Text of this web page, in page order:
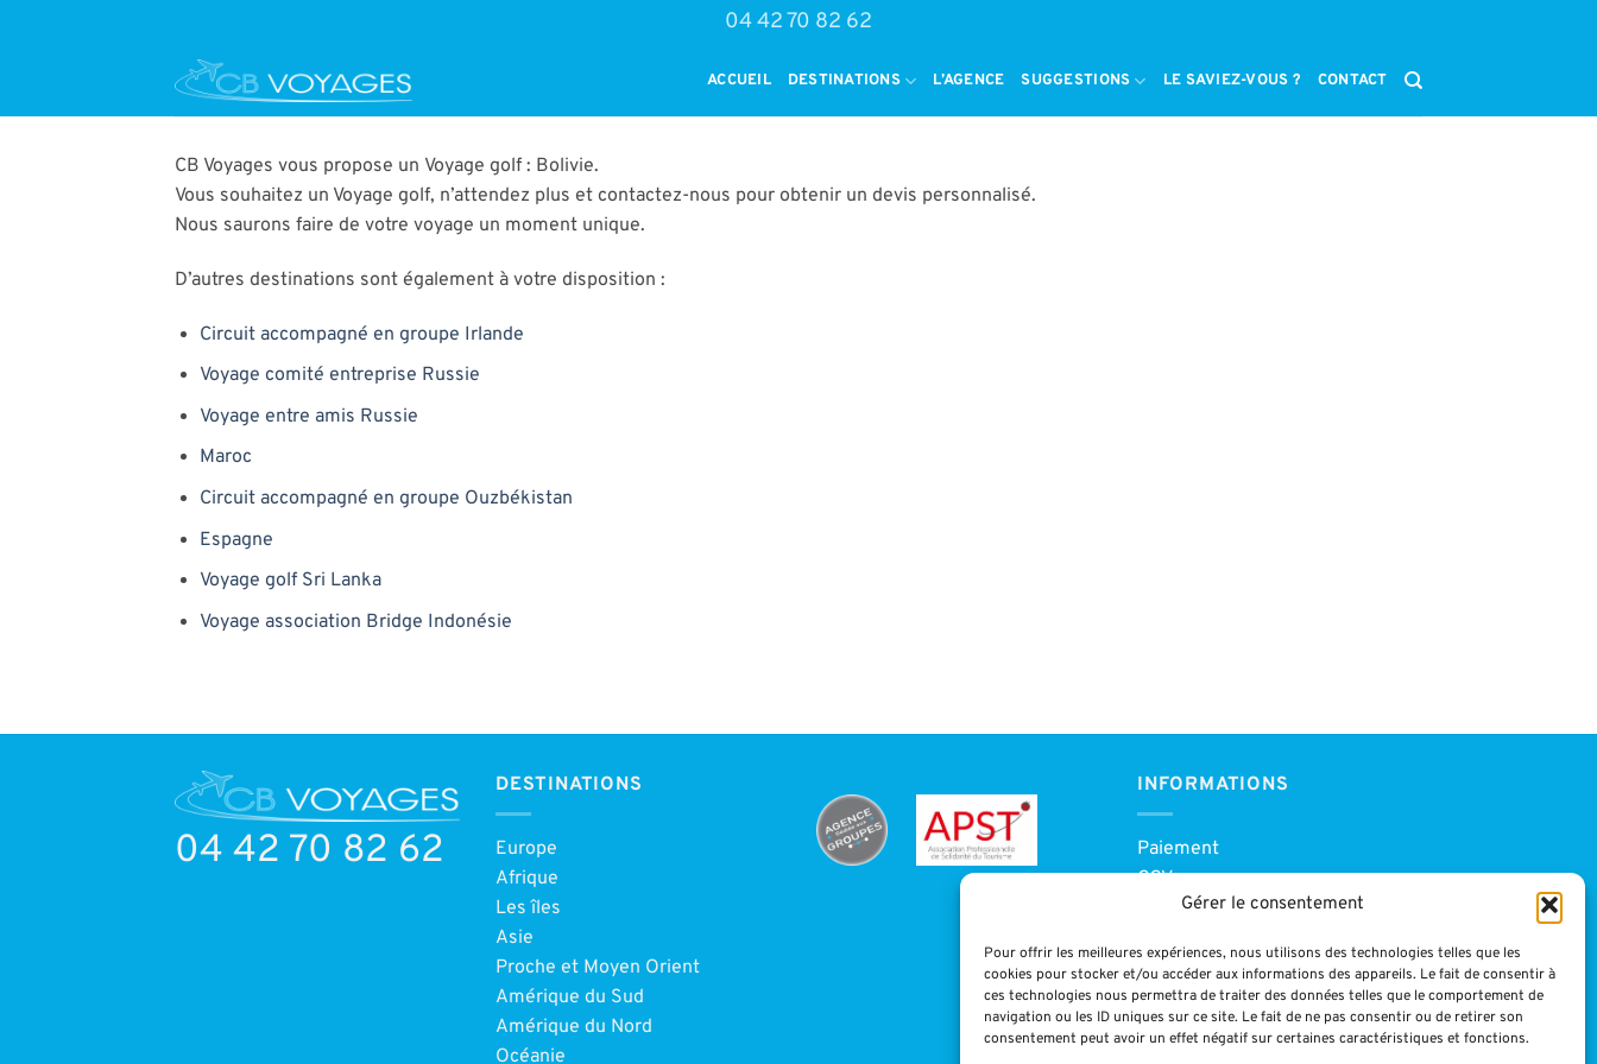
Gérer le consentement
Pour offrir les meilleures expériences, nous utilisons des technologies telles que les
cookies pour stocker et/ou accéder aux informations des appareils. Le fait de consentir à
ces technologies nous permettra de traiter des données telles que le comportement de
navigation ou les ID uniques sur ce site. Le fait de ne pas consentir ou de retirer son
consentement peut avoir un effet négatif sur certaines caractéristiques et fonctions.
04 42 70 82 62
ACCUEIL DESTINATIONS L’AGENCE SUGGESTIONS LE SAVIEZ-VOUS ? CONTACT
CB Voyages vous propose un Voyage golf : Bolivie.
Vous souhaitez un Voyage golf, n’attendez plus et contactez-nous pour obtenir un devis personnalisé.
Nous saurons faire de votre voyage un moment unique.
D’autres destinations sont également à votre disposition :
Circuit accompagné en groupe Irlande
Voyage comité entreprise Russie
Voyage entre amis Russie
Maroc
Circuit accompagné en groupe Ouzbékistan
Espagne
Voyage golf Sri Lanka
Voyage association Bridge Indonésie
04 42 70 82 62
DESTINATIONS
Europe
Afrique
Les îles
Asie
Proche et Moyen Orient
Amérique du Sud
Amérique du Nord
Océanie
INFORMATIONS
Paiement
CGV